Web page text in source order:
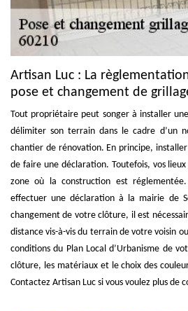
Artisan Luc : La
pose et changement de
Tout propriétaire peut songer à installer
délimiter son terrain dans le cadre d’un
chantier de rénovation. En principe,
de faire une déclaration. Toutefois, vos
zone où la construction est
effectuer une déclaration à la mairie de
changement de votre clôture, il est
distance vis-à-vis du terrain de votre voisin
conditions du Plan Local d’Urbanisme de
clôture, les matériaux et le choix des
Contactez Artisan Luc si vous voulez plus de